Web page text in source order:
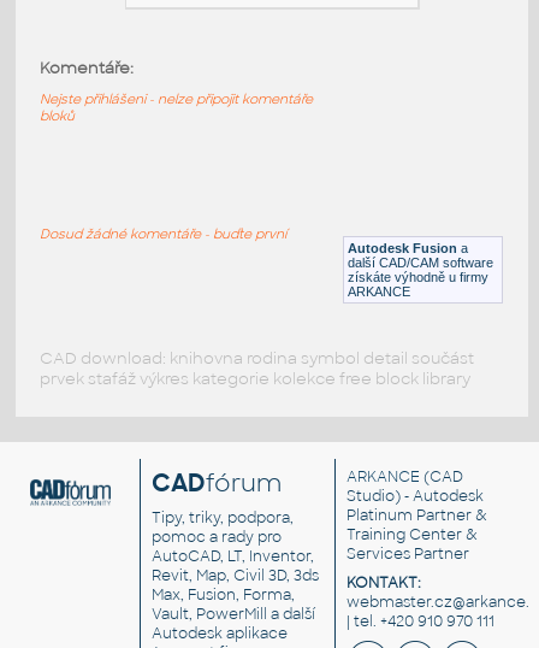
Potrubí
Autodesk Fusion a
další CAD/CAM software
získáte výhodně u firmy
ARKANCE
Komentáře:
Nejste přihlášeni - nelze připojit komentáře
bloků
Dosud žádné komentáře - buďte první
CAD download: knihovna rodina symbol detail součást
prvek stafáž výkres kategorie kolekce free block library
CADfórum
Tipy, triky, podpora,
pomoc a rady pro
AutoCAD, LT, Inventor,
Revit, Map, Civil 3D, 3ds
Max, Fusion, Forma,
Vault, PowerMill a další
Autodesk aplikace
ARKANCE (CAD
Studio) - Autodesk
Platinum Partner &
Training Center &
Services Partner
KONTAKT:
| tel. +420 910 970 111